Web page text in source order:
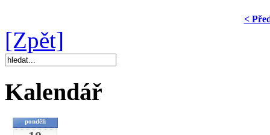
<
[Zpět]
Kalendář
pondělí